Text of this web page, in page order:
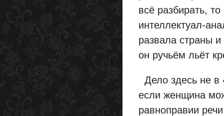
всё разбирать,
интеллектуал-
развала страны
он ручьём льёт
Дело здесь не в
если женщина
равноправии